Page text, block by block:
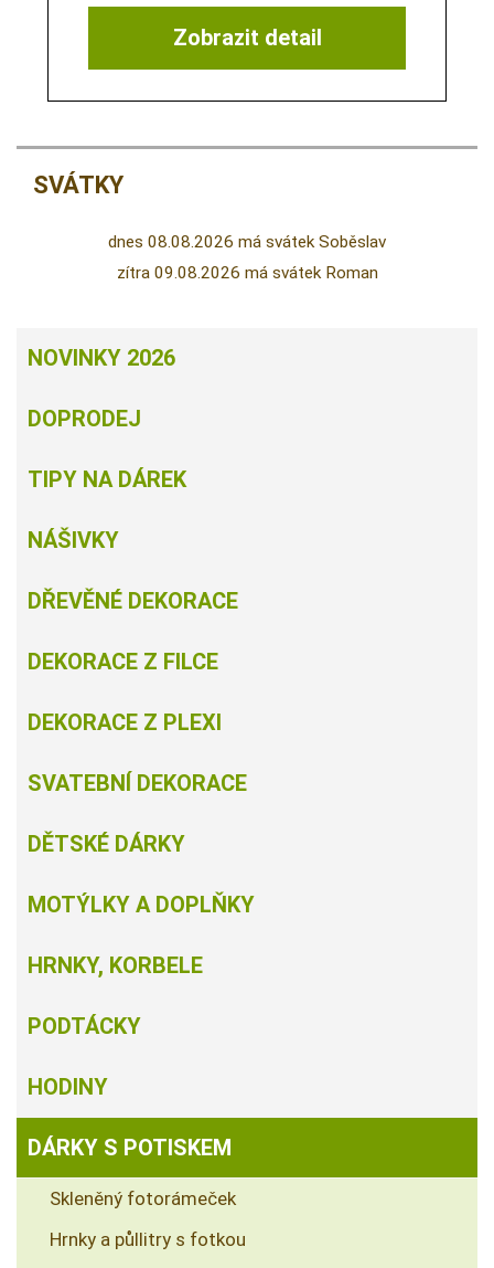
Zobrazit detail
SVÁTKY
dnes 08.08.2026 má svátek Soběslav
zítra 09.08.2026 má svátek Roman
NOVINKY 2026
DOPRODEJ
TIPY NA DÁREK
NÁŠIVKY
DŘEVĚNÉ DEKORACE
DEKORACE Z FILCE
DEKORACE Z PLEXI
SVATEBNÍ DEKORACE
DĚTSKÉ DÁRKY
MOTÝLKY A DOPLŇKY
HRNKY, KORBELE
PODTÁCKY
HODINY
DÁRKY S POTISKEM
Skleněný fotorámeček
Hrnky a půllitry s fotkou